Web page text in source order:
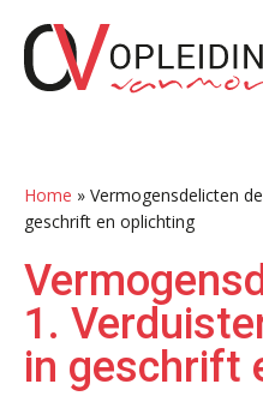
naar
naar
naar
naar
Home » Vermogensdelicten
geschrift en oplichting
1.
in geschrift